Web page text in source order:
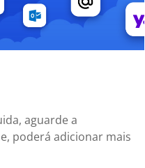
aguarde a
poderá adicionar mais